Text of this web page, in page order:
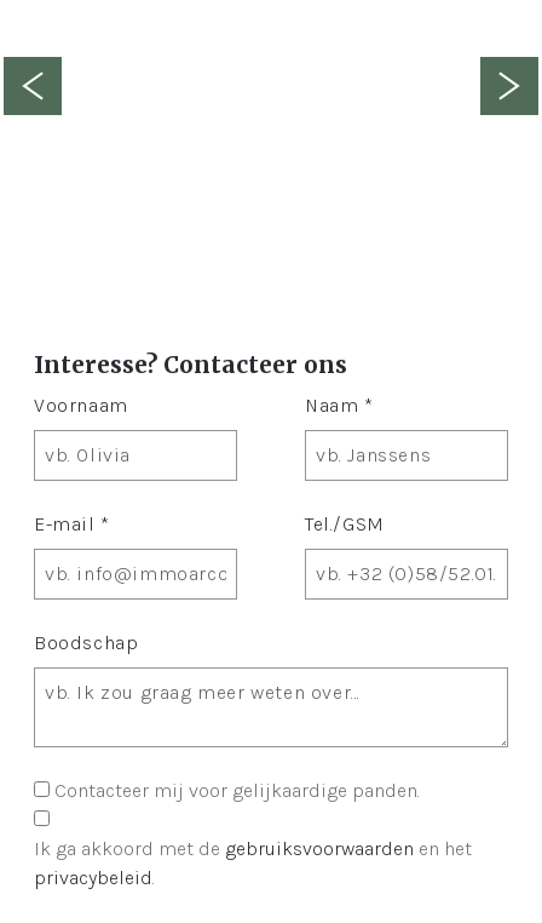
Interesse? Contacteer ons
Voornaam Naam *
E-mail * Tel./GSM
Boodschap
Contacteer mij voor gelijkaardige panden.
Ik ga akkoord met de gebruiksvoorwaarden en het
privacybeleid